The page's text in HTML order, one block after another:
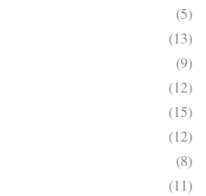
(5)
(13)
(9)
(12)
(15)
(12)
(8)
(11)